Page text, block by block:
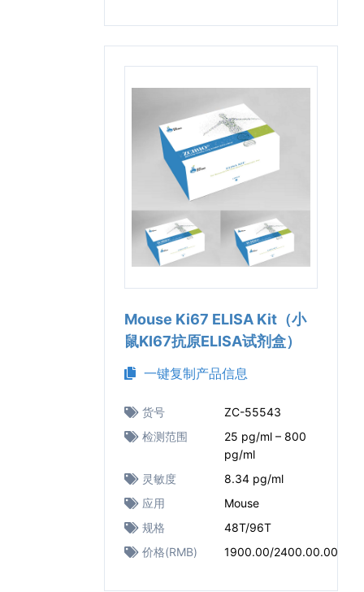
Mouse Ki67 ELISA Kit（小
鼠KI67抗原ELISA试剂盒）
一键复制产品信息
货号
ZC-55543
检测范围
25 pg/ml – 800
pg/ml
灵敏度
8.34 pg/ml
应用
Mouse
规格
48T/96T
价格(RMB)
1900.00/2400.00.00